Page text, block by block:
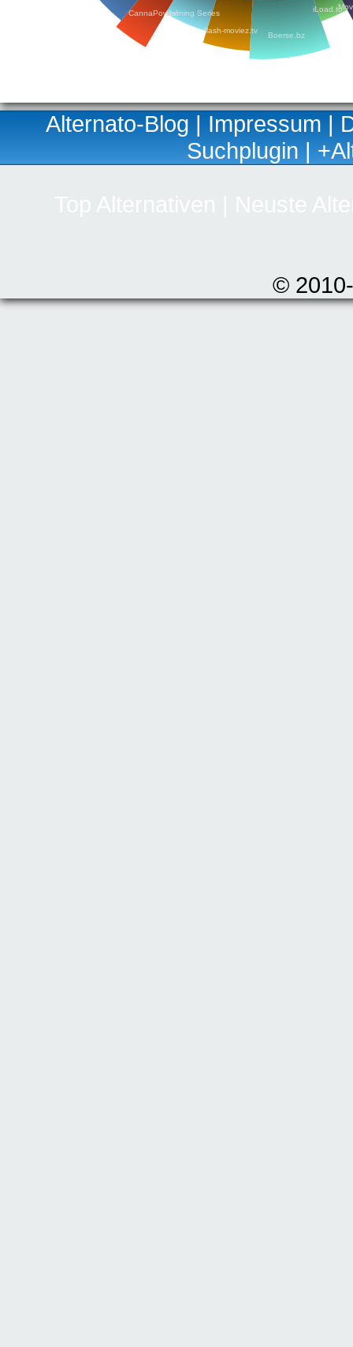
iLoad.to
Boerse.bz
flash-moviez.tv
Burning Series
CannaPower!
Alternato-Blog | Impressum |
Suchplugin |
©